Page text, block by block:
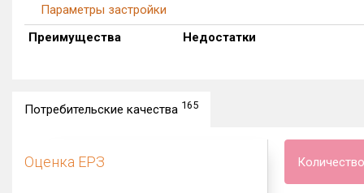
Параметры застройки
Преимущества
Недостатки
Потребительские качества 165
Оценка ЕРЗ